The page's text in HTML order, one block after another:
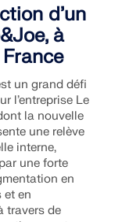
en acier en
EN
plus
d’un
à
un grand défi
l’entreprise Le
la nouvelle
une relève
interne,
une forte
en
et en
travers de